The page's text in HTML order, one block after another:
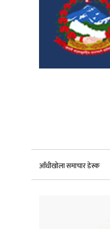
आँधीखोला समाचार डेस्क